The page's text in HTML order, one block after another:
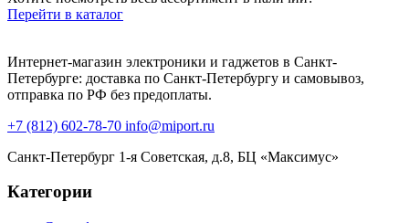
Перейти в каталог
Интернет-магазин электроники и гаджетов в Санкт-
Петербурге: доставка по Санкт-Петербургу и самовывоз,
отправка по РФ без предоплаты.
+7 (812) 602-78-70 info@miport.ru
Санкт-Петербург 1-я Советская, д.8, БЦ «Максимус»
Категории